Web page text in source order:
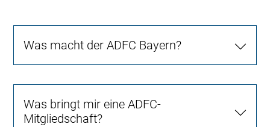
Was macht der ADFC Bayern?
Was bringt mir eine ADFC-
Mitgliedschaft?